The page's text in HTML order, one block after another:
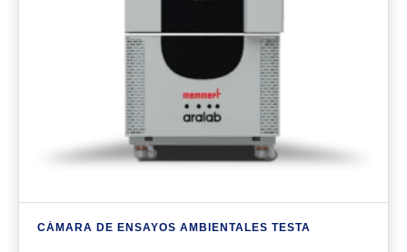
CÁMARA DE ENSAYOS AMBIENTALES TESTA